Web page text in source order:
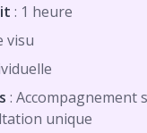
: 1 heure
visu
: Accompagnement
unique